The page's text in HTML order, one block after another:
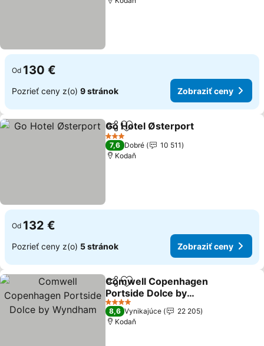
Od 130 €
Pozrieť ceny z(o) 9 stránok Zobraziť ceny
ZdieľaťPridať do obľúbených
Go Hotel Østerport
3 Počet hviezdičiek
7,6 Dobré
10 511
Kodaň
Od 132 €
Pozrieť ceny z(o) 5 stránok Zobraziť ceny
ZdieľaťPridať do obľúbených
Comwell Copenhagen
Portside Dolce by
Wyndham
4 Počet hviezdičiek
8,6 Vynikajúce
22 205
Kodaň